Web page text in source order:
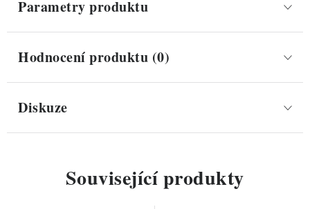
Parametry produktu
Hodnocení produktu (0)
Diskuze
Související produkty